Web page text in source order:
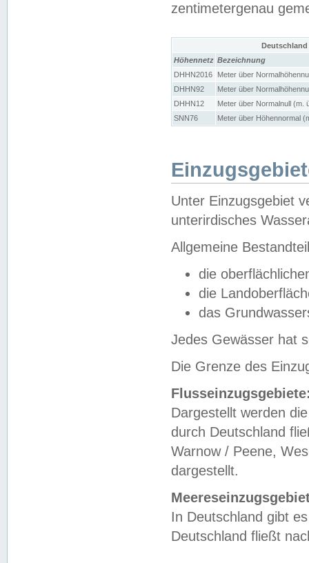
zentimetergenau
Höhennetz Bezeichnung
DHHN2016
Meter über
DHHN92
Meter über
DHHN12
Meter über Normalnull (m.
SNN76
Meter über Höhennormal
Unter Einzugsgebiet
unterirdisches
Allgemeine
die
die
das
Jedes Gewässer hat
Die Grenze des
Dargestellt werden
durch Deutschland
Warnow / Peene,
dargestellt.
In Deutschland gibt
Deutschland fließt